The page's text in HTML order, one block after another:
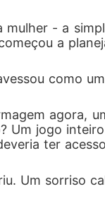
mulher - a
a
como
agora,
Um jogo
ter
Um sorriso